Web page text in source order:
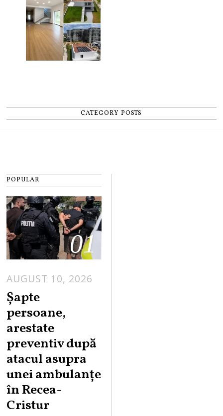
CATEGORY POSTS
POPULAR
01
AUGUST 10, 2026
Șapte
persoane,
arestate
preventiv după
atacul asupra
unei ambulanțe
în Recea-
Cristur